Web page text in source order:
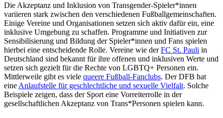
Die Akzeptanz und Inklusion von Transgender-Spieler*innen
variieren stark zwischen den verschiedenen Fußballgemeinschaften.
Einige Vereine und Organisationen setzen sich aktiv dafür ein, eine
inklusive Umgebung zu schaffen. Programme und Initiativen zur
Sensibilisierung und Bildung der Spieler*innen und Fans spielen
hierbei eine entscheidende Rolle. Vereine wie derFC St. Pauli in
Deutschland sind bekannt für ihre offenen und inklusiven Werte und
setzen sich gezielt für die Rechte von LGBTQ+ Personen ein.
Mittlerweile gibt es viele queere Fußball-Fanclubs. Der DFB hat
eine Anlaufstelle für geschlechtliche und sexuelle Vielfalt. Solche
Beispiele zeigen, dass der Sport eine Vorreiterrolle in der
gesellschaftlichen Akzeptanz von Trans*Personen spielen kann.